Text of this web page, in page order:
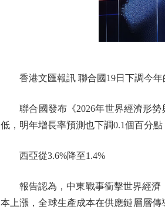
香港文匯報訊 聯合國19日下調今年
聯合國發布《2026年世界經濟形勢
低，明年增長率預測也下調0.1個百分點
西亞從3.6%降至1.4%
報告認為，中東戰事衝擊世界經濟
本上漲，全球生產成本在供應鏈層層